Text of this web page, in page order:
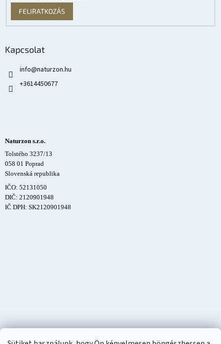
FELIRATKOZÁS
Kapcsolat
info@naturzon.hu
+3614450677
Naturzon s.r.o.
Tolstého 3237/13
058 01 Poprad
Slovenská republika
IČO: 52131050
DIČ: 2120901948
IČ DPH: SK2120901948